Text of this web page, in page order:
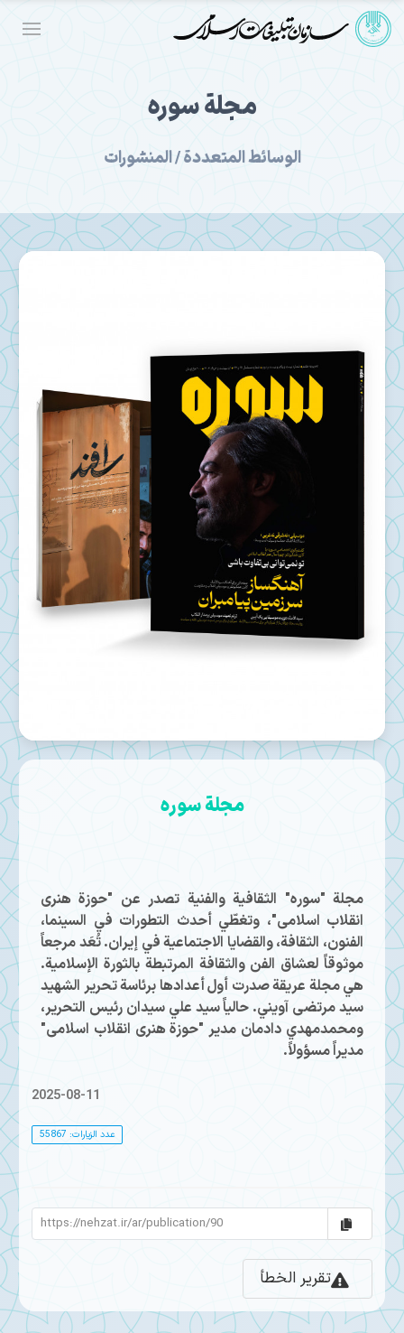
مجلة سوره
الوسائط المتعددة / المنشورات
مجلة سوره
مجلة "سوره" الثقافية والفنية تصدر عن "حوزة هنری
انقلاب اسلامی"، وتغطّي أحدث التطورات في السينما،
الفنون، الثقافة، والقضايا الاجتماعية في إيران. تُعَد مرجعاً
موثوقاً لعشاق الفن والثقافة المرتبطة بالثورة الإسلامية.
هي مجلة عريقة صدرت أول أعدادها برئاسة تحرير الشهيد
سيد مرتضى آويني. حالياً سيد علي سيدان رئيس التحرير،
ومحمدمهدي دادمان مدير "حوزة هنری انقلاب اسلامی"
مديراً مسؤولاً.
2025-08-11
عدد الزيارات: 55867
تقرير الخطأ